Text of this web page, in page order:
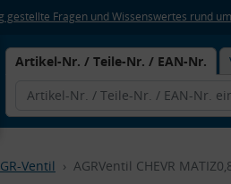
gestellte Fragen und Wissenswertes rund
Artikel-Nr. / Teile-Nr. / EAN-Nr.
Ventil AGRVentil CHEVR